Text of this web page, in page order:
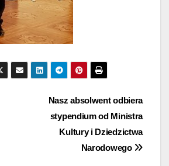
Nasz absolwent odbiera
stypendium od Ministra
Kultury i Dziedzictwa
Narodowego